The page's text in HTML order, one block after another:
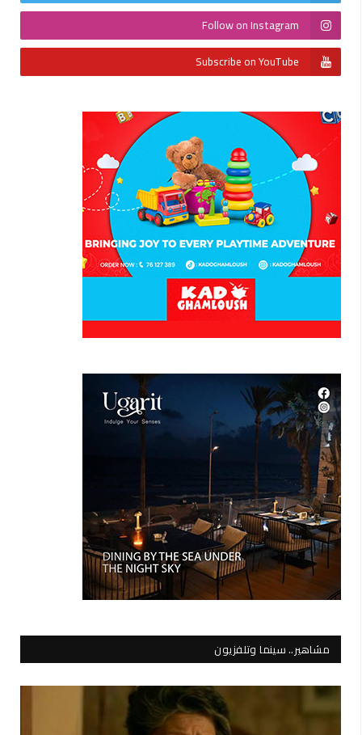
Follow on Instagram
Subscribe on YouTube
مشاهير.. سينما وتلفزيون